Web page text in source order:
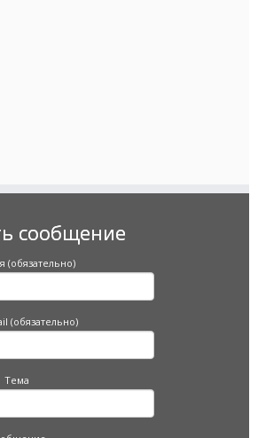
сообщение
(обязательно)
(обязательно)
Тема